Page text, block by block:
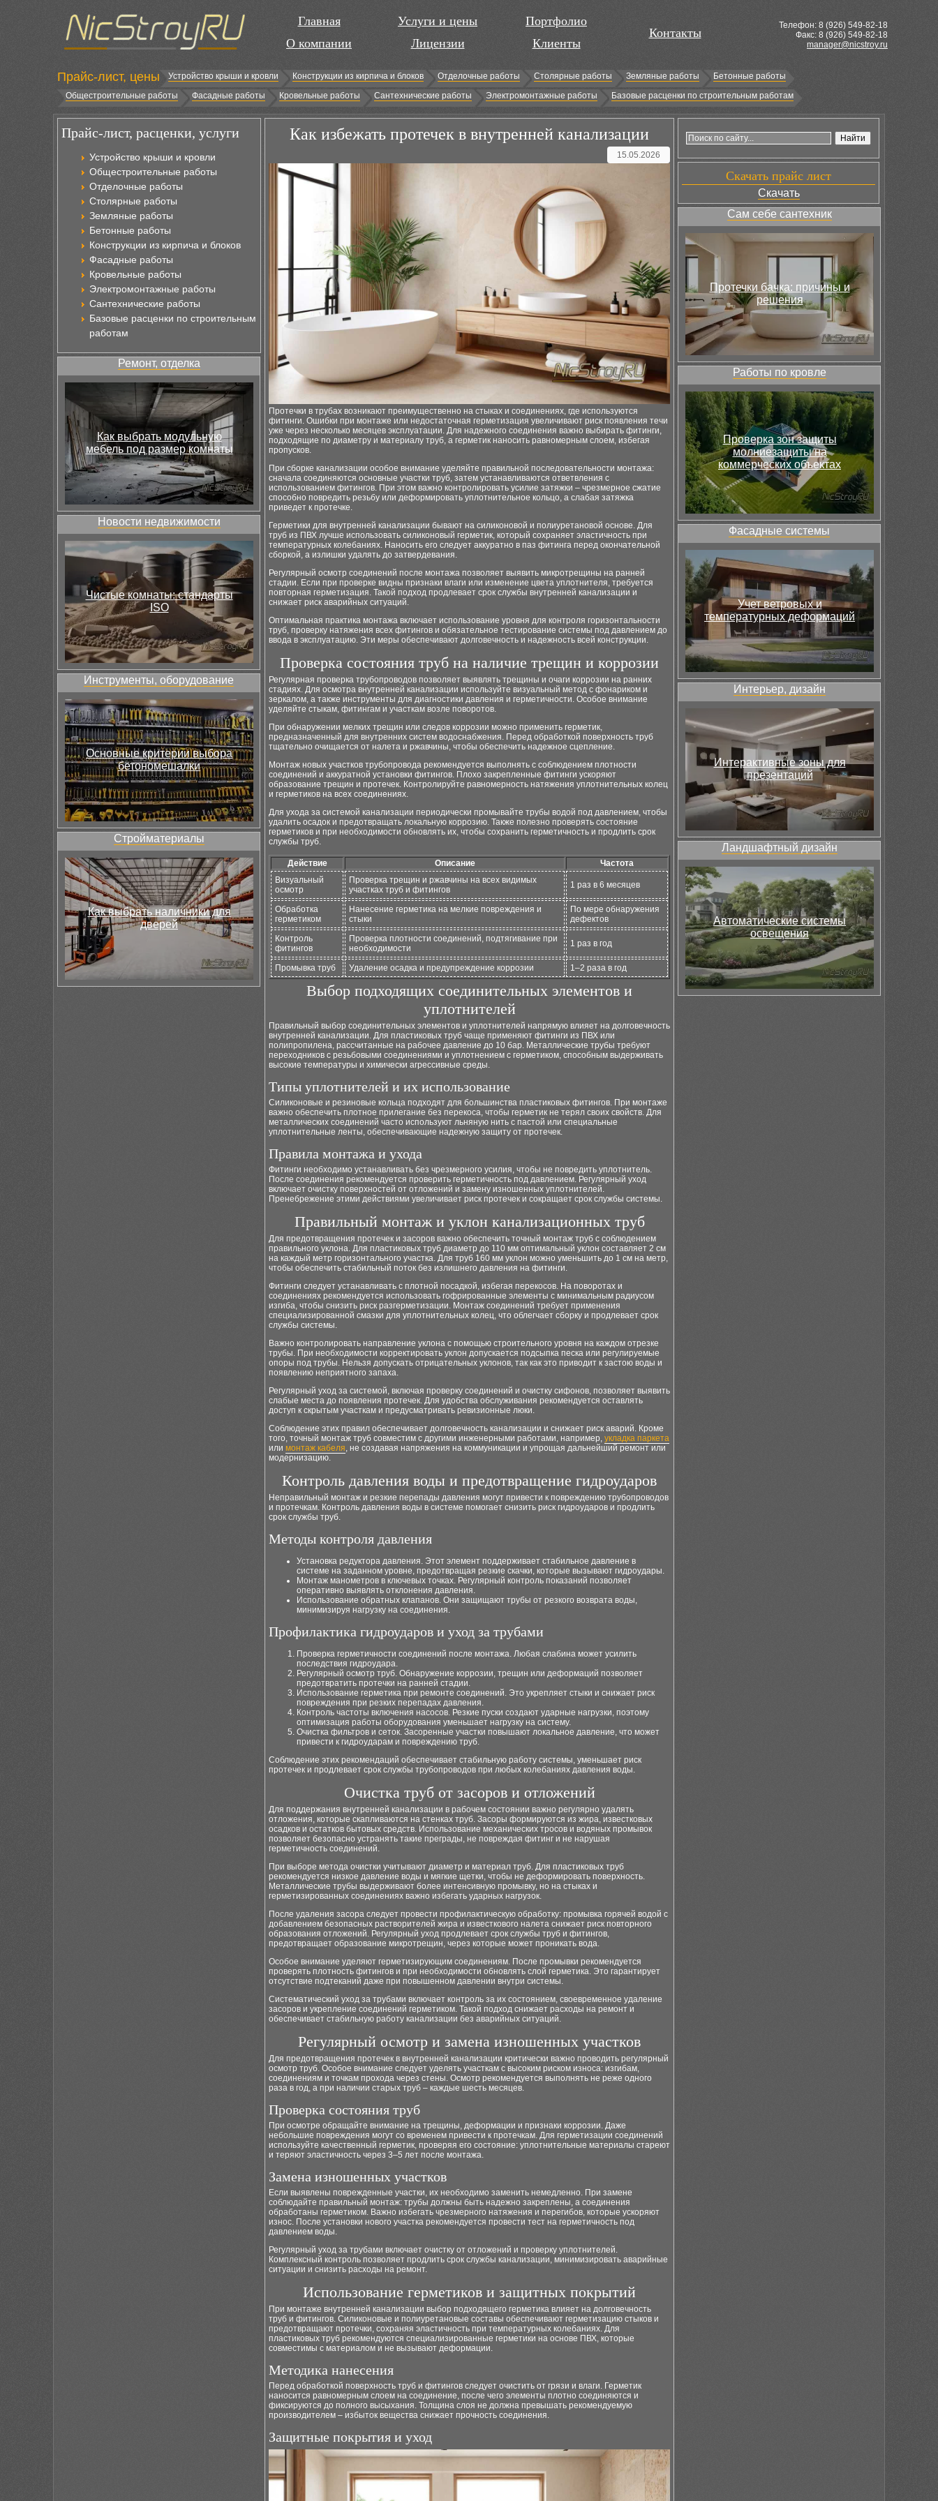
Главная
О компании
Услуги и цены
Лицензии
Портфолио
Клиенты
Контакты
Телефон: 8 (926) 549-82-18
Факс: 8 (926) 549-82-18
manager@nicstroy.ru
Прайс-лист, цены Устройство крыши и кровли Конструкции из кирпича и блоков Отделочные работы Столярные работы Земляные работы
Бетонные работы
Общестроительные работы
Фасадные работы Кровельные работы Сантехнические работы Электромонтажные работы Базовые расценки по строительным работам
Прайс-лист, расценки, услуги
Устройство крыши и кровли
Общестроительные работы
Отделочные работы
Столярные работы
Земляные работы
Бетонные работы
Конструкции из кирпича и блоков
Фасадные работы
Кровельные работы
Электромонтажные работы
Сантехнические работы
Базовые расценки по строительным
работам
Ремонт, отделка
Как выбрать модульную
мебель под размер комнаты
Новости недвижимости
Чистые комнаты: стандарты
ISO
Инструменты, оборудование
Основные критерии выбора
бетономешалки
Стройматериалы
Как выбрать наличники для
дверей
Как избежать протечек в внутренней канализации
15.05.2026
Протечки в трубах возникают преимущественно на стыках и соединениях, где используются
фитинги. Ошибки при монтаже или недостаточная герметизация увеличивают риск появления течи
уже через несколько месяцев эксплуатации. Для надежного соединения важно выбирать фитинги,
подходящие по диаметру и материалу труб, а герметик наносить равномерным слоем, избегая
пропусков.
При сборке канализации особое внимание уделяйте правильной последовательности монтажа:
сначала соединяются основные участки труб, затем устанавливаются ответвления с
использованием фитингов. При этом важно контролировать усилие затяжки – чрезмерное сжатие
способно повредить резьбу или деформировать уплотнительное кольцо, а слабая затяжка
приведет к протечке.
Герметики для внутренней канализации бывают на силиконовой и полиуретановой основе. Для
труб из ПВХ лучше использовать силиконовый герметик, который сохраняет эластичность при
температурных колебаниях. Наносить его следует аккуратно в паз фитинга перед окончательной
сборкой, а излишки удалять до затвердевания.
Регулярный осмотр соединений после монтажа позволяет выявить микротрещины на ранней
стадии. Если при проверке видны признаки влаги или изменение цвета уплотнителя, требуется
повторная герметизация. Такой подход продлевает срок службы внутренней канализации и
снижает риск аварийных ситуаций.
Оптимальная практика монтажа включает использование уровня для контроля горизонтальности
труб, проверку натяжения всех фитингов и обязательное тестирование системы под давлением до
ввода в эксплуатацию. Эти меры обеспечивают долговечность и надежность всей конструкции.
Проверка состояния труб на наличие трещин и коррозии
Регулярная проверка трубопроводов позволяет выявлять трещины и очаги коррозии на ранних
стадиях. Для осмотра внутренней канализации используйте визуальный метод с фонариком и
зеркалом, а также инструменты для диагностики давления и герметичности. Особое внимание
уделяйте стыкам, фитингам и участкам возле поворотов.
При обнаружении мелких трещин или следов коррозии можно применить герметик,
предназначенный для внутренних систем водоснабжения. Перед обработкой поверхность труб
тщательно очищается от налета и ржавчины, чтобы обеспечить надежное сцепление.
Монтаж новых участков трубопровода рекомендуется выполнять с соблюдением плотности
соединений и аккуратной установки фитингов. Плохо закрепленные фитинги ускоряют
образование трещин и протечек. Контролируйте равномерность натяжения уплотнительных колец
и герметиков на всех соединениях.
Для ухода за системой канализации периодически промывайте трубы водой под давлением, чтобы
удалить осадок и предотвращать локальную коррозию. Также полезно проверять состояние
герметиков и при необходимости обновлять их, чтобы сохранить герметичность и продлить срок
службы труб.
Действие Описание
Частота
Визуальный
осмотр
Проверка трещин и ржавчины на всех видимых
участках труб и фитингов
1 раз в 6 месяцев
Обработка
герметиком
Нанесение герметика на мелкие повреждения и
стыки
По мере обнаружения
дефектов
Контроль
фитингов
Проверка плотности соединений, подтягивание при
необходимости
1 раз в год
Промывка труб Удаление осадка и предупреждение коррозии 1–2 раза в год
Выбор подходящих соединительных элементов и
уплотнителей
Правильный выбор соединительных элементов и уплотнителей напрямую влияет на долговечность
внутренней канализации. Для пластиковых труб чаще применяют фитинги из ПВХ или
полипропилена, рассчитанные на рабочее давление до 10 бар. Металлические трубы требуют
переходников с резьбовыми соединениями и уплотнением с герметиком, способным выдерживать
высокие температуры и химически агрессивные среды.
Типы уплотнителей и их использование
Силиконовые и резиновые кольца подходят для большинства пластиковых фитингов. При монтаже
важно обеспечить плотное прилегание без перекоса, чтобы герметик не терял своих свойств. Для
металлических соединений часто используют льняную нить с пастой или специальные
уплотнительные ленты, обеспечивающие надежную защиту от протечек.
Правила монтажа и ухода
Фитинги необходимо устанавливать без чрезмерного усилия, чтобы не повредить уплотнитель.
После соединения рекомендуется проверить герметичность под давлением. Регулярный уход
включает очистку поверхностей от отложений и замену изношенных уплотнителей.
Пренебрежение этими действиями увеличивает риск протечек и сокращает срок службы системы.
Правильный монтаж и уклон канализационных труб
Для предотвращения протечек и засоров важно обеспечить точный монтаж труб с соблюдением
правильного уклона. Для пластиковых труб диаметр до 110 мм оптимальный уклон составляет 2 см
на каждый метр горизонтального участка. Для труб 160 мм уклон можно уменьшить до 1 см на метр,
чтобы обеспечить стабильный поток без излишнего давления на фитинги.
Фитинги следует устанавливать с плотной посадкой, избегая перекосов. На поворотах и
соединениях рекомендуется использовать гофрированные элементы с минимальным радиусом
изгиба, чтобы снизить риск разгерметизации. Монтаж соединений требует применения
специализированной смазки для уплотнительных колец, что облегчает сборку и продлевает срок
службы системы.
Важно контролировать направление уклона с помощью строительного уровня на каждом отрезке
трубы. При необходимости корректировать уклон допускается подсыпка песка или регулируемые
опоры под трубы. Нельзя допускать отрицательных уклонов, так как это приводит к застою воды и
появлению неприятного запаха.
Регулярный уход за системой, включая проверку соединений и очистку сифонов, позволяет выявить
слабые места до появления протечек. Для удобства обслуживания рекомендуется оставлять
доступ к скрытым участкам и предусматривать ревизионные люки.
Соблюдение этих правил обеспечивает долговечность канализации и снижает риск аварий. Кроме
того, точный монтаж труб совместим с другими инженерными работами, например, укладка паркета
или монтаж кабеля, не создавая напряжения на коммуникации и упрощая дальнейший ремонт или
модернизацию.
Контроль давления воды и предотвращение гидроударов
Неправильный монтаж и резкие перепады давления могут привести к повреждению трубопроводов
и протечкам. Контроль давления воды в системе помогает снизить риск гидроударов и продлить
срок службы труб.
Методы контроля давления
Установка редуктора давления. Этот элемент поддерживает стабильное давление в
системе на заданном уровне, предотвращая резкие скачки, которые вызывают гидроудары.
Монтаж манометров в ключевых точках. Регулярный контроль показаний позволяет
оперативно выявлять отклонения давления.
Использование обратных клапанов. Они защищают трубы от резкого возврата воды,
минимизируя нагрузку на соединения.
Профилактика гидроударов и уход за трубами
Проверка герметичности соединений после монтажа. Любая слабина может усилить
последствия гидроудара.
Регулярный осмотр труб. Обнаружение коррозии, трещин или деформаций позволяет
предотвратить протечки на ранней стадии.
Использование герметика при ремонте соединений. Это укрепляет стыки и снижает риск
повреждения при резких перепадах давления.
Контроль частоты включения насосов. Резкие пуски создают ударные нагрузки, поэтому
оптимизация работы оборудования уменьшает нагрузку на систему.
Очистка фильтров и сеток. Засоренные участки повышают локальное давление, что может
привести к гидроударам и повреждению труб.
Соблюдение этих рекомендаций обеспечивает стабильную работу системы, уменьшает риск
протечек и продлевает срок службы трубопроводов при любых колебаниях давления воды.
Очистка труб от засоров и отложений
Для поддержания внутренней канализации в рабочем состоянии важно регулярно удалять
отложения, которые скапливаются на стенках труб. Засоры формируются из жира, известковых
осадков и остатков бытовых средств. Использование механических тросов и водяных промывок
позволяет безопасно устранять такие преграды, не повреждая фитинг и не нарушая
герметичность соединений.
При выборе метода очистки учитывают диаметр и материал труб. Для пластиковых труб
рекомендуется низкое давление воды и мягкие щетки, чтобы не деформировать поверхность.
Металлические трубы выдерживают более интенсивную промывку, но на стыках и
герметизированных соединениях важно избегать ударных нагрузок.
После удаления засора следует провести профилактическую обработку: промывка горячей водой с
добавлением безопасных растворителей жира и известкового налета снижает риск повторного
образования отложений. Регулярный уход продлевает срок службы труб и фитингов,
предотвращает образование микротрещин, через которые может проникать вода.
Особое внимание уделяют герметизирующим соединениям. После промывки рекомендуется
проверять плотность фитингов и при необходимости обновлять слой герметика. Это гарантирует
отсутствие подтеканий даже при повышенном давлении внутри системы.
Систематический уход за трубами включает контроль за их состоянием, своевременное удаление
засоров и укрепление соединений герметиком. Такой подход снижает расходы на ремонт и
обеспечивает стабильную работу канализации без аварийных ситуаций.
Регулярный осмотр и замена изношенных участков
Для предотвращения протечек в внутренней канализации критически важно проводить регулярный
осмотр труб. Особое внимание следует уделять участкам с высоким риском износа: изгибам,
соединениям и точкам прохода через стены. Осмотр рекомендуется выполнять не реже одного
раза в год, а при наличии старых труб – каждые шесть месяцев.
Проверка состояния труб
При осмотре обращайте внимание на трещины, деформации и признаки коррозии. Даже
небольшие повреждения могут со временем привести к протечкам. Для герметизации соединений
используйте качественный герметик, проверяя его состояние: уплотнительные материалы стареют
и теряют эластичность через 3–5 лет после монтажа.
Замена изношенных участков
Если выявлены поврежденные участки, их необходимо заменить немедленно. При замене
соблюдайте правильный монтаж: трубы должны быть надежно закреплены, а соединения
обработаны герметиком. Важно избегать чрезмерного натяжения и перегибов, которые ускоряют
износ. После установки нового участка рекомендуется провести тест на герметичность под
давлением воды.
Регулярный уход за трубами включает очистку от отложений и проверку уплотнителей.
Комплексный контроль позволяет продлить срок службы канализации, минимизировать аварийные
ситуации и снизить расходы на ремонт.
Использование герметиков и защитных покрытий
При монтаже внутренней канализации выбор подходящего герметика влияет на долговечность
труб и фитингов. Силиконовые и полиуретановые составы обеспечивают герметизацию стыков и
предотвращают протечки, сохраняя эластичность при температурных колебаниях. Для
пластиковых труб рекомендуются специализированные герметики на основе ПВХ, которые
совместимы с материалом и не вызывают деформации.
Методика нанесения
Перед обработкой поверхность труб и фитингов следует очистить от грязи и влаги. Герметик
наносится равномерным слоем на соединение, после чего элементы плотно соединяются и
фиксируются до полного высыхания. Толщина слоя не должна превышать рекомендуемую
производителем – избыток вещества снижает прочность соединения.
Защитные покрытия и уход
Скачать прайс лист
Скачать
Сам себе сантехник
Протечки бачка: причины и
решения
Работы по кровле
Проверка зон защиты
молниезащиты на
коммерческих объектах
Фасадные системы
Учет ветровых и
температурных деформаций
Интерьер, дизайн
Интерактивные зоны для
презентаций
Ландшафтный дизайн
Автоматические системы
освещения